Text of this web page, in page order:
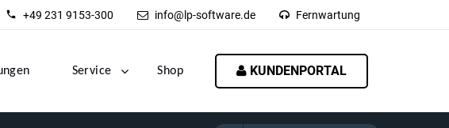
+49 231 9153-300 info@lp-software.de Fernwartung
Service Shop KUNDENPORTAL